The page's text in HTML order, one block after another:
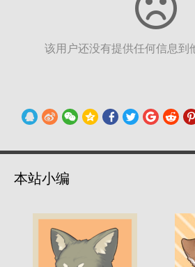
该用户还没有提供任何信息到
本站小编